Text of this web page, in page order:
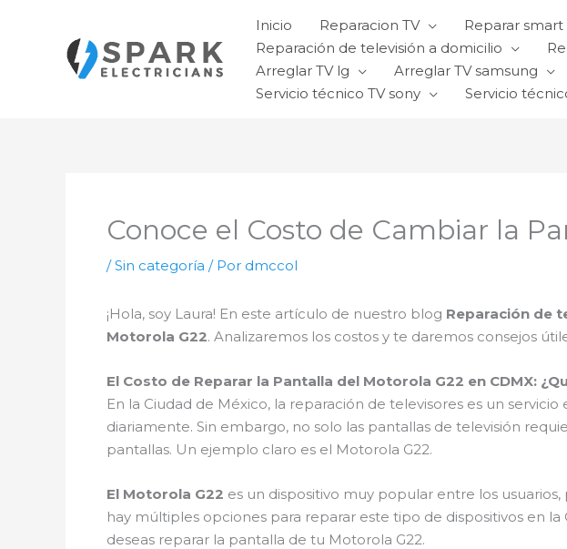
contenido
Inicio Reparacion TV Reparar smart
Reparación de televisión a domicilio
Arreglar TV lg
Arreglar TV samsung
Servicio técnico TV sony
Servicio
Conoce el Costo de Cambiar la
/Sin categoría / Por dmccol
¡Hola, soy Laura! En este artículo de nuestro blog Reparación de
Motorola G22. Analizaremos los costos y te daremos consejos
El Costo de Reparar la Pantalla del Motorola G22 en CDMX:
En la Ciudad de México, la reparación de televisores es un
diariamente. Sin embargo, no solo las pantallas de televisión
pantallas. Un ejemplo claro es el Motorola G22.
El Motorola G22 es un dispositivo muy popular entre los
hay múltiples opciones para reparar este tipo de dispositivos en
deseas reparar la pantalla de tu Motorola G22.